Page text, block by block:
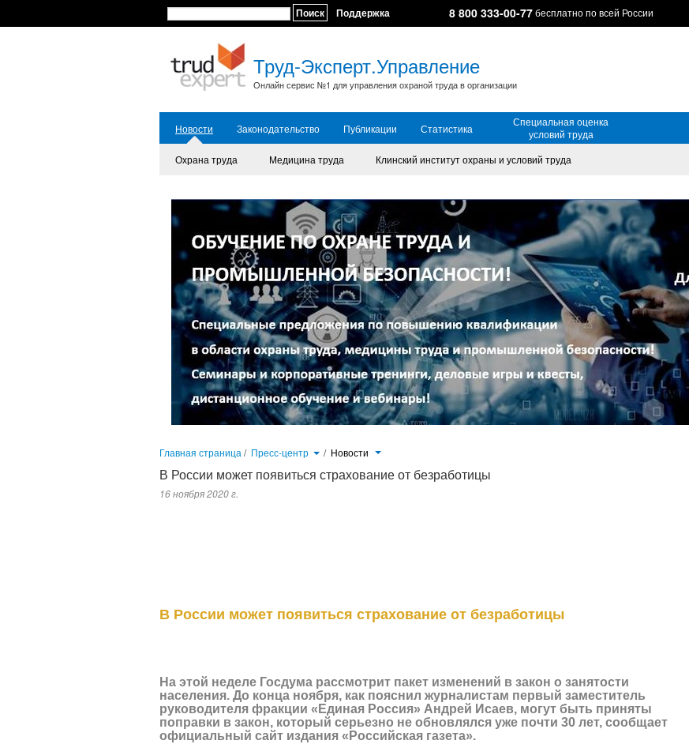
Поиск Поддержка 8 800 333-00-77бесплатно по всей России
Труд-Эксперт.Управление
Онлайн сервис №1 для управления охраной труда в организации
Новости Законодательство Публикации Статистика
Специальная оценка
условий труда
Охрана труда
Медицина труда Клинский институт охраны и условий труда
Главная страница / Пресс-центр / Новости
В России может появиться страхование от безработицы
16 ноября 2020 г.
В России может появиться страхование от безработицы
На этой неделе Госдума рассмотрит пакет изменений в закон о занятости
населения. До конца ноября, как пояснил журналистам первый заместитель
руководителя фракции «Единая Россия» Андрей Исаев, могут быть приняты
поправки в закон, который серьезно не обновлялся уже почти 30 лет, сообщает
официальный сайт издания «Российская газета».